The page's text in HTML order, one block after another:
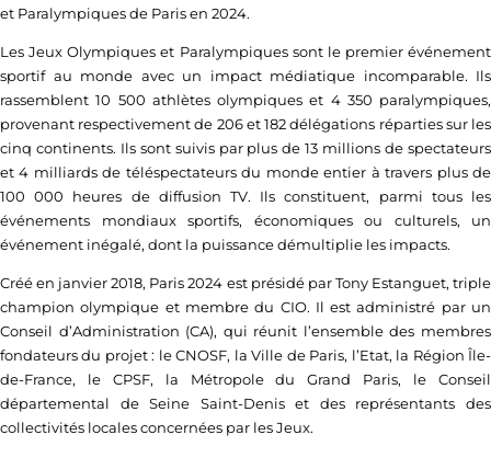
et Paralympiques de Paris en 2024.
Les Jeux Olympiques et Paralympiques sont le premier événement
sportif au monde avec un impact médiatique incomparable. Ils
rassemblent 10 500 athlètes olympiques et 4 350 paralympiques,
provenant respectivement de 206 et 182 délégations réparties sur les
cinq continents. Ils sont suivis par plus de 13 millions de spectateurs
et 4 milliards de téléspectateurs du monde entier à travers plus de
100 000 heures de diffusion TV. Ils constituent, parmi tous les
événements mondiaux sportifs, économiques ou culturels, un
événement inégalé, dont la puissance démultiplie les impacts.
Créé en janvier 2018, Paris 2024 est présidé par Tony Estanguet, triple
champion olympique et membre du CIO. Il est administré par un
Conseil d’Administration (CA), qui réunit l’ensemble des membres
fondateurs du projet : le CNOSF, la Ville de Paris, l’Etat, la Région Île-
de-France, le CPSF, la Métropole du Grand Paris, le Conseil
départemental de Seine Saint-Denis et des représentants des
collectivités locales concernées par les Jeux.